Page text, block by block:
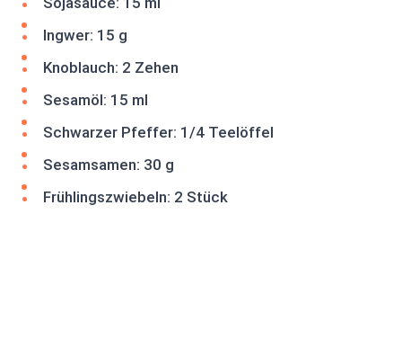
Ingwer: 15 g
Knoblauch: 2 Zehen
Sesamöl: 15 ml
Schwarzer Pfeffer: 1/4 Teelöffel
Sesamsamen: 30 g
Frühlingszwiebeln: 2 Stück